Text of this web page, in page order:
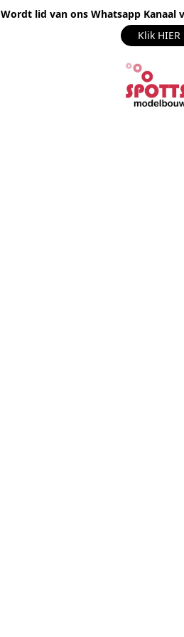
Wordt lid van ons Whatsapp Kanaal
Klik HIER